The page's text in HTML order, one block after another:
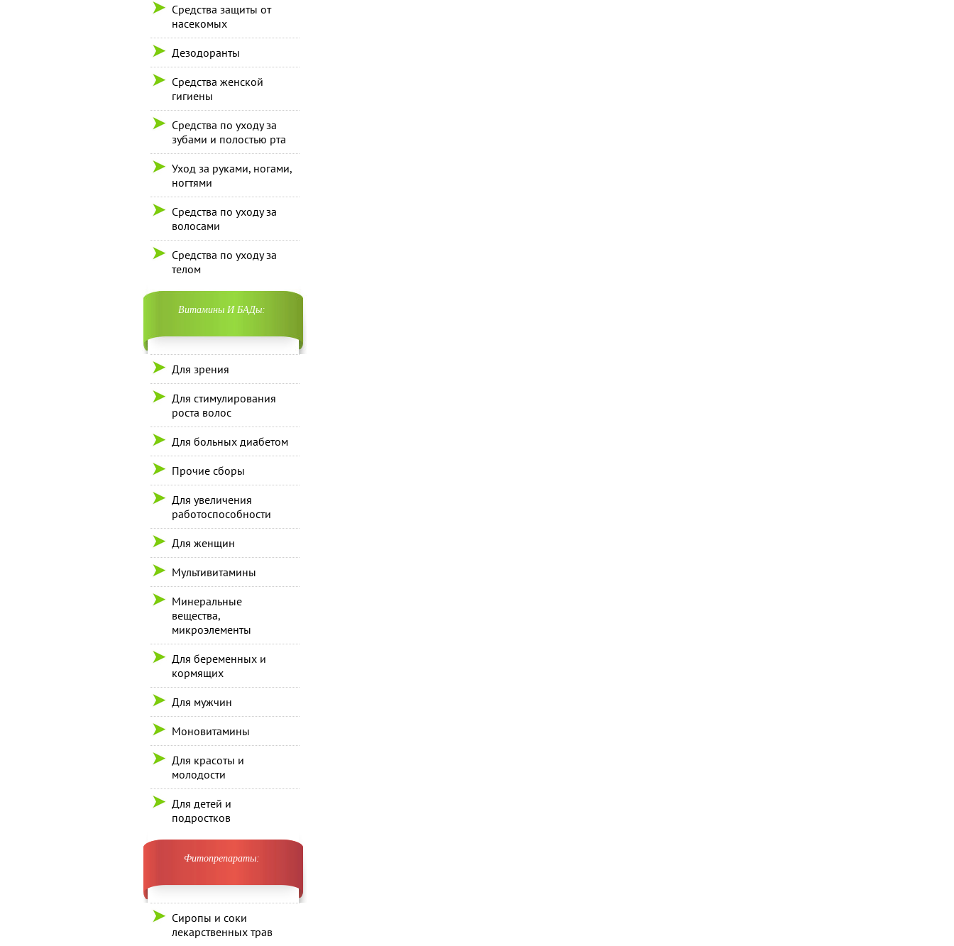
Средства защиты от
насекомых
Дезодоранты
Средства женской
гигиены
Средства по уходу за
зубами и полостью рта
Уход за руками, ногами,
ногтями
Средства по уходу за
волосами
Средства по уходу за
телом
Витамины И БАДы:
Для зрения
Для стимулирования
роста волос
Для больных диабетом
Прочие сборы
Для увеличения
работоспособности
Для женщин
Мультивитамины
Минеральные
вещества,
микроэлементы
Для беременных и
кормящих
Для мужчин
Моновитамины
Для красоты и
молодости
Для детей и
подростков
Фитопрепараты:
Сиропы и соки
лекарственных трав